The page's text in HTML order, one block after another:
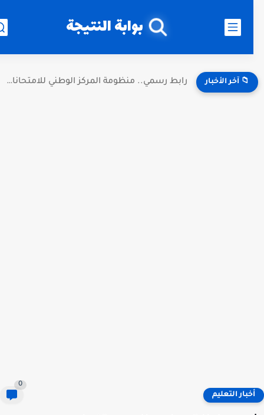
بوابة النتيجة
📁 آخر الأخبار رابط رسمي.. منظومة المركز الوطني للامتحانات نتائج الثانوية ليبيا 2026...
التعليم